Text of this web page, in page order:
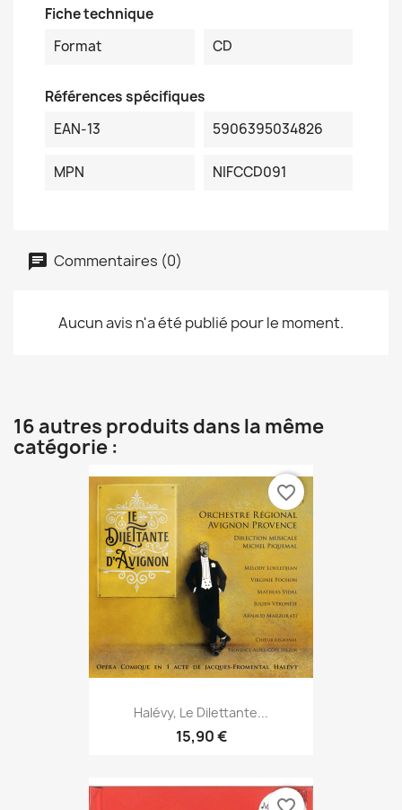
Fiche technique
Format
CD
Références spécifiques
EAN-13
5906395034826
MPN NIFCCD091
Commentaires (0)
Aucun avis n'a été publié pour le moment.
16 autres produits dans la même
catégorie :
Halévy, Le Dilettante...
15,90 €
favorite_border